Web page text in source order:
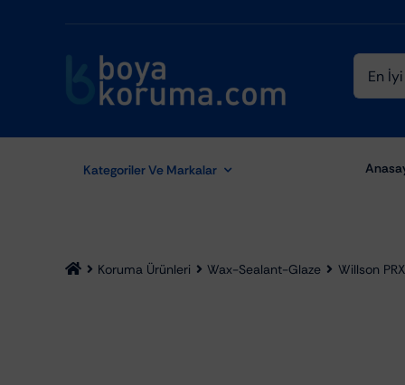
Ara:
Kategoriler Ve Markalar
Koruma Ürünleri Wax-Sealant-Glaze Willson